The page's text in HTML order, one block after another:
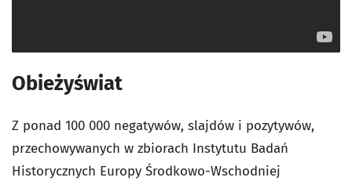
Obieżyświat
Z ponad 100 000 negatywów, slajdów i pozytywów,
przechowywanych w zbiorach Instytutu Badań
Historycznych Europy Środkowo-Wschodniej